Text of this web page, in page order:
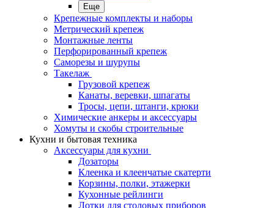
Еще
Крепежные комплекты и наборы
Метрический крепеж
Монтажные ленты
Перфорированный крепеж
Саморезы и шурупы
Такелаж
Грузовой крепеж
Канаты, веревки, шпагаты
Тросы, цепи, штанги, крюки
Химические анкеры и аксессуары
Хомуты и скобы строительные
Кухни и бытовая техника
Аксессуары для кухни
Дозаторы
Клеенка и клеенчатые скатерти
Корзины, полки, этажерки
Кухонные рейлинги
Лотки для столовых приборов